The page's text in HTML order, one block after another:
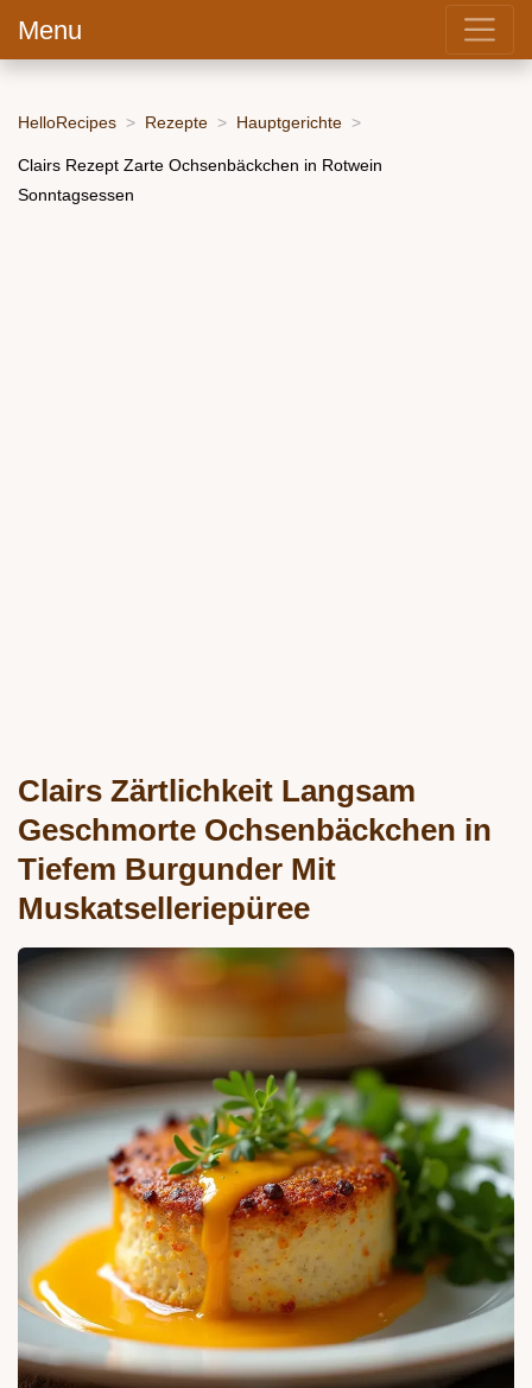
Menu
HelloRecipes Rezepte Hauptgerichte
Clairs Rezept Zarte Ochsenbäckchen in Rotwein
Sonntagsessen
Clairs Zärtlichkeit Langsam
Geschmorte Ochsenbäckchen in
Tiefem Burgunder Mit
Muskatselleriepüree